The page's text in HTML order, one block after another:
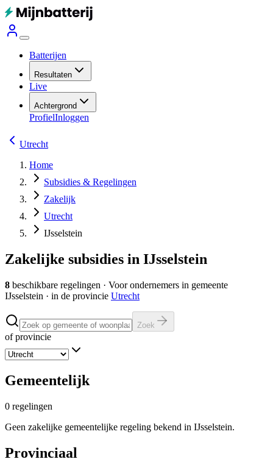
Batterijen
Resultaten
Live
Achtergrond
ProfielInloggen
Utrecht
Home
Subsidies & Regelingen
Zakelijk
Utrecht
IJsselstein
Zakelijke subsidies in IJsselstein
8 beschikbare regelingen · Voor ondernemers in gemeente
IJsselstein · in de provincie Utrecht
Zoek
of provincie
Gemeentelijk
0 regelingen
Geen zakelijke gemeentelijke regeling bekend in IJsselstein.
Provinciaal